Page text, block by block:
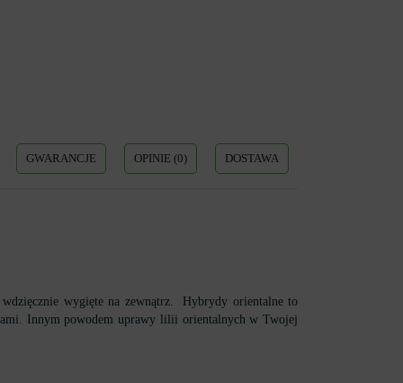
GWARANCJE OPINIE (0) DOSTAWA
wygięte na zewnątrz. Hybrydy orientalne to
Innym powodem uprawy lilii orientalnych w Twojej